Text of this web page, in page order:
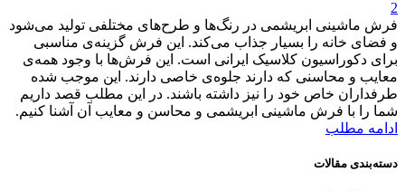
2
فرش ماشینی ابریشمی در رنگ‌ها و طرح‌های مختلفی تولید می‌شود
و فضای خانه را بسیار جذاب می‌کند. این فرش گزینه‌ی مناسبی
برای دکوراسیون کلاسیک ایرانی است. این فرش‌ها با وجود همه‌ی
معایب و محاسنی که دارند جلوه‌ی خاصی دارند. این موجب شده
طرفداران خاص خود را نیز داشته باشند. در این مطلب قصد داریم
شما را با فرش ماشینی ابریشمی و محاسن و معایب آن آشنا کنیم.
ادامه مطلب
دسته‌بندی مقالات